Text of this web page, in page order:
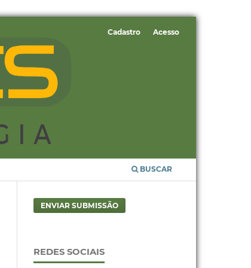
BUSCAR
Cadastro Acesso
ENVIAR SUBMISSÃO
REDES SOCIAIS